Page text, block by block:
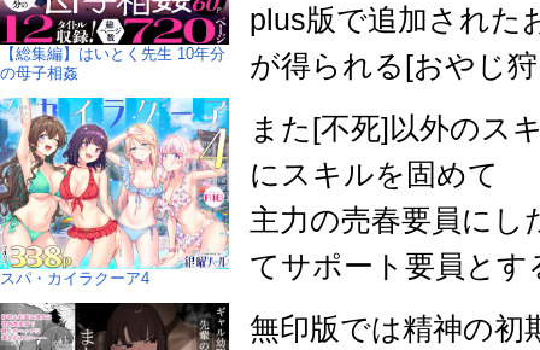
plus版で追加された
が得られる[おやじ
また[不死]以外のス
にスキルを固めて
主力の売春要員に
てサポート要員と
無印版では精神の初
【総集編】はいとく先生 10年分
の母子相姦
スパ・カイラクーア4